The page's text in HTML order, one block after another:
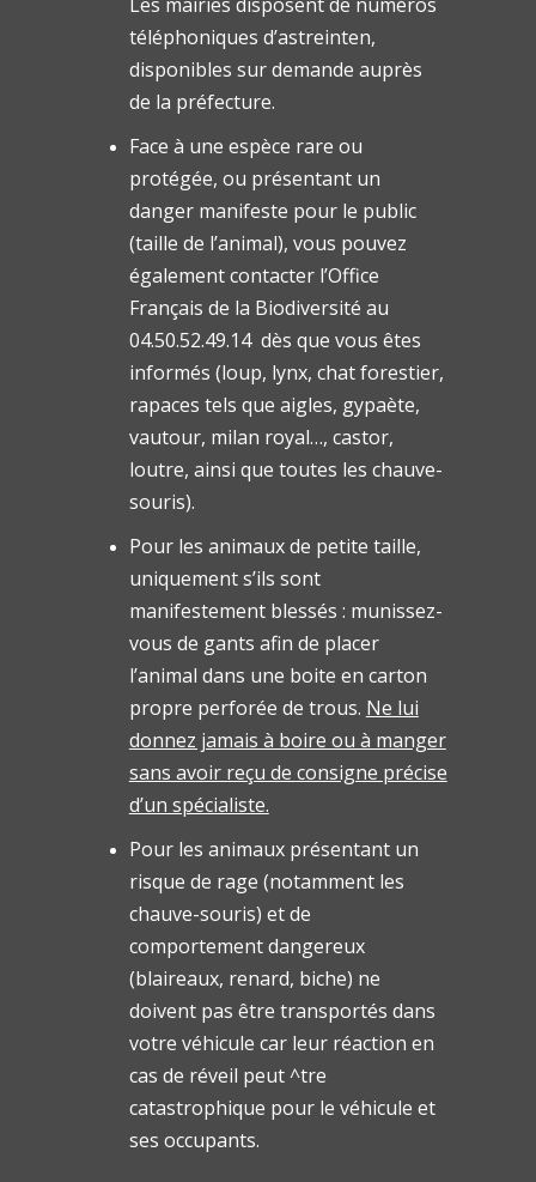
téléphoniques d’astreinten,
disponibles sur demande auprès
de la préfecture.
Face à une espèce rare ou
protégée, ou présentant un
danger manifeste pour le public
(taille de l’animal), vous pouvez
également contacter l’Office
Français de la Biodiversité au
04.50.52.49.14 dès que vous êtes
informés (loup, lynx, chat forestier,
rapaces tels que aigles, gypaète,
vautour, milan royal…, castor,
loutre, ainsi que toutes les chauve-
souris).
Pour les animaux de petite taille,
uniquement s’ils sont
manifestement blessés : munissez-
vous de gants afin de placer
l’animal dans une boite en carton
propre perforée de trous. Ne lui
donnez jamais à boire ou à manger
sans avoir reçu de consigne précise
d’un spécialiste.
Pour les animaux présentant un
risque de rage (notamment les
chauve-souris) et de
comportement dangereux
(blaireaux, renard, biche) ne
doivent pas être transportés dans
votre véhicule car leur réaction en
cas de réveil peut ^tre
catastrophique pour le véhicule et
ses occupants.